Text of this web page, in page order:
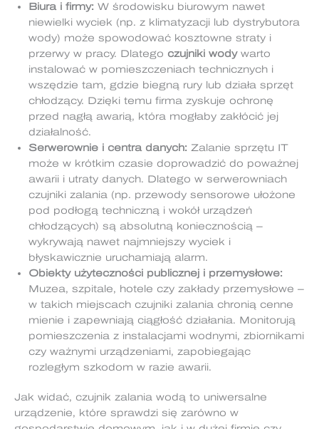
Biura i firmy: W środowisku biurowym nawet
niewielki wyciek (np. z klimatyzacji lub dystrybutora
wody) może spowodować kosztowne straty i
przerwy w pracy. Dlatego czujniki wodywarto
instalować w pomieszczeniach technicznych i
wszędzie tam, gdzie biegną rury lub działa sprzęt
chłodzący. Dzięki temu firma zyskuje ochronę
przed nagłą awarią, która mogłaby zakłócić jej
działalność.
Serwerownie i centra danych: Zalanie sprzętu IT
może w krótkim czasie doprowadzić do poważnej
awarii i utraty danych. Dlatego w serwerowniach
czujniki zalania (np. przewody sensorowe ułożone
pod podłogą techniczną i wokół urządzeń
chłodzących) są absolutną koniecznością –
wykrywają nawet najmniejszy wyciek i
błyskawicznie uruchamiają alarm.
Obiekty użyteczności publicznej i przemysłowe:
Muzea, szpitale, hotele czy zakłady przemysłowe –
w takich miejscach czujniki zalania chronią cenne
mienie i zapewniają ciągłość działania. Monitorują
pomieszczenia z instalacjami wodnymi, zbiornikami
czy ważnymi urządzeniami, zapobiegając
rozległym szkodom w razie awarii.
Jak widać, czujnik zalania wodą to uniwersalne
urządzenie, które sprawdzi się zarówno w